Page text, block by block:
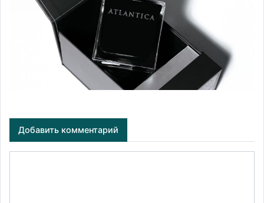
Добавить комментарий